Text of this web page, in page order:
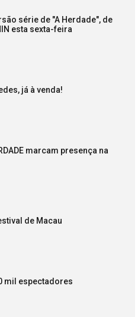
série de "A Herdade", de
esta sexta-feira
já à venda!
marcam presença na
de Macau
mil espectadores